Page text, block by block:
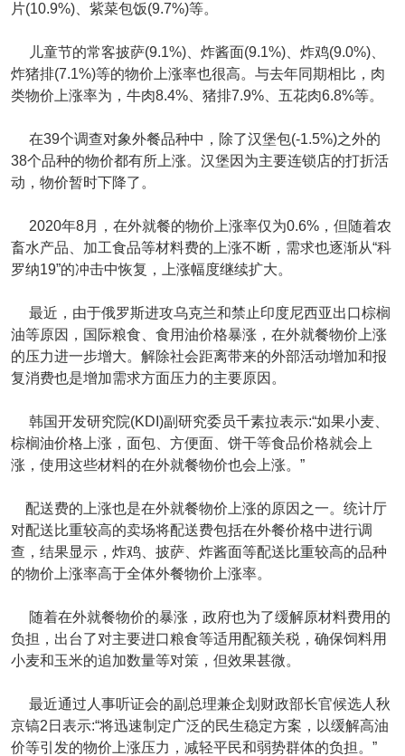
片(10.9%)、紫菜包饭(9.7%)等。
儿童节的常客披萨(9.1%)、炸酱面(9.1%)、炸鸡(9.0%)、
炸猪排(7.1%)等的物价上涨率也很高。与去年同期相比，肉
类物价上涨率为，牛肉8.4%、猪排7.9%、五花肉6.8%等。
在39个调查对象外餐品种中，除了汉堡包(-1.5%)之外的
38个品种的物价都有所上涨。汉堡因为主要连锁店的打折活
动，物价暂时下降了。
2020年8月，在外就餐的物价上涨率仅为0.6%，但随着农
畜水产品、加工食品等材料费的上涨不断，需求也逐渐从“科
罗纳19”的冲击中恢复，上涨幅度继续扩大。
最近，由于俄罗斯进攻乌克兰和禁止印度尼西亚出口棕榈
油等原因，国际粮食、食用油价格暴涨，在外就餐物价上涨
的压力进一步增大。解除社会距离带来的外部活动增加和报
复消费也是增加需求方面压力的主要原因。
韩国开发研究院(KDI)副研究委员千素拉表示:“如果小麦、
棕榈油价格上涨，面包、方便面、饼干等食品价格就会上
涨，使用这些材料的在外就餐物价也会上涨。”
配送费的上涨也是在外就餐物价上涨的原因之一。统计厅
对配送比重较高的卖场将配送费包括在外餐价格中进行调
查，结果显示，炸鸡、披萨、炸酱面等配送比重较高的品种
的物价上涨率高于全体外餐物价上涨率。
随着在外就餐物价的暴涨，政府也为了缓解原材料费用的
负担，出台了对主要进口粮食等适用配额关税，确保饲料用
小麦和玉米的追加数量等对策，但效果甚微。
最近通过人事听证会的副总理兼企划财政部长官候选人秋
京镐2日表示:“将迅速制定广泛的民生稳定方案，以缓解高油
价等引发的物价上涨压力，减轻平民和弱势群体的负担。”